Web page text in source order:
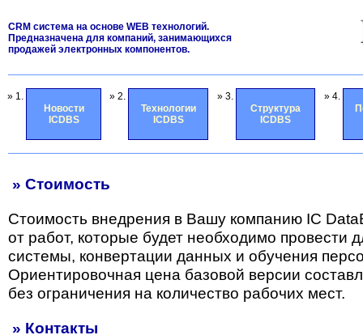
CRM система на основе WEB технологий.
Предназначена для компаний, занимающихся
продажей электронных компонентов.
» 1.
Новости
ICDBS
» 2.
Технологии
ICDBS
» 3.
Структура
ICDBS
» 4.
» Стоимость
Стоимость внедрения в Вашу компанию IC
от работ, которые будет необходимо провести
системы, конвертации данных и обучения
Ориентировочная цена базовой версии
без ограничения на количество рабочих мест.
» Контакты